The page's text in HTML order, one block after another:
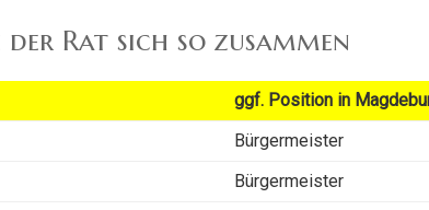
Rat sich so zusammen
ggf. Position in
Bürgermeister
Bürgermeister